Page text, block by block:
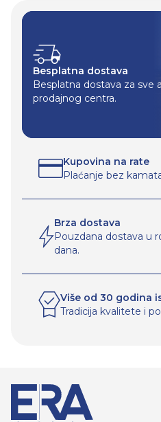
Besplatna dostava
Besplatna dostava za
prodajnog centra.
Kupovina na rate
Plaćanje bez
Brza dostava
Pouzdana dostava u
dana.
Više od 30 godina
Tradicija kvalitete i